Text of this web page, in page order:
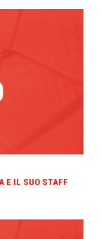
E IL SUO STAFF